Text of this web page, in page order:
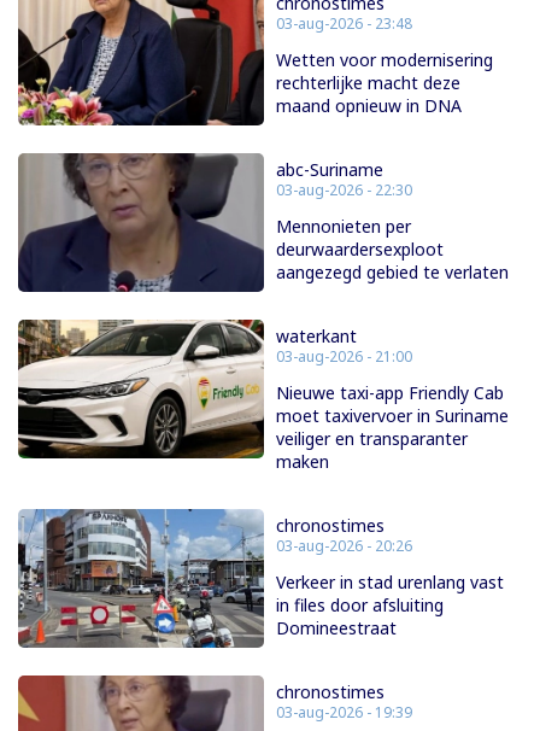
03-aug-2026 - 23:48
Wetten voor modernisering
rechterlijke macht deze
maand opnieuw in DNA
abc-Suriname
03-aug-2026 - 22:30
Mennonieten per
deurwaardersexploot
aangezegd gebied te verlaten
waterkant
03-aug-2026 - 21:00
Nieuwe taxi-app Friendly Cab
moet taxivervoer in Suriname
veiliger en transparanter
maken
chronostimes
03-aug-2026 - 20:26
Verkeer in stad urenlang vast
in files door afsluiting
Domineestraat
chronostimes
03-aug-2026 - 19:39